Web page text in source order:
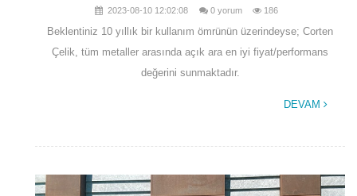
2023-08-10 12:02:08 0 yorum 186
Beklentiniz 10 yıllık bir kullanım ömrünün üzerindeyse; Corten
Çelik, tüm metaller arasında açık ara en iyi fiyat/performans
değerini sunmaktadır.
DEVAM